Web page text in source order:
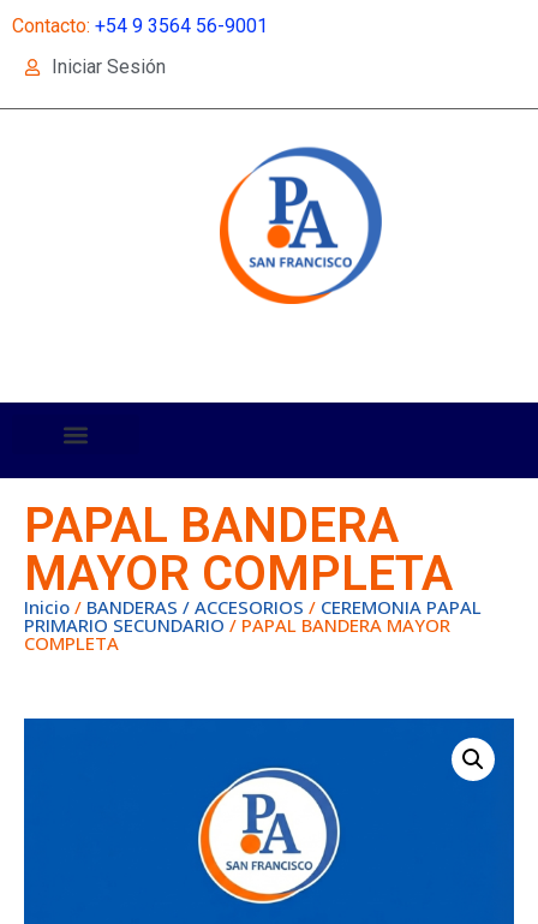
Contacto: +54 9 3564 56-9001
Iniciar Sesión
PAPAL BANDERA
MAYOR COMPLETA
Inicio / BANDERAS / ACCESORIOS / CEREMONIA PAPAL
PRIMARIO SECUNDARIO / PAPAL BANDERA MAYOR
COMPLETA